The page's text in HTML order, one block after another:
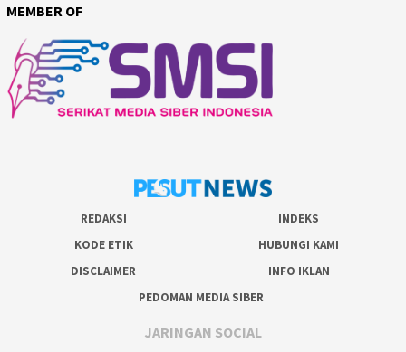
MEMBER OF
REDAKSI
INDEKS
KODE ETIK
HUBUNGI KAMI
DISCLAIMER
INFO IKLAN
PEDOMAN MEDIA SIBER
JARINGAN SOCIAL